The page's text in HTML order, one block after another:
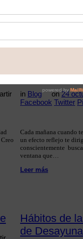
disfrutan, sin
esa luz, ese brillo eres
Tú eres … el
in Blog on24
Facebook Twitter
Cada mañana cuando
un efecto reflejo te
conscientemente
ventana que…
Leer más
Hábitos de
de